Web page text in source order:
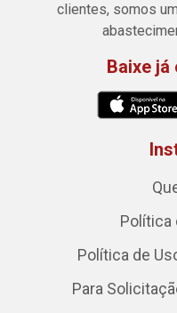
clientes, somos
Baixe já
Política
Política de
Para